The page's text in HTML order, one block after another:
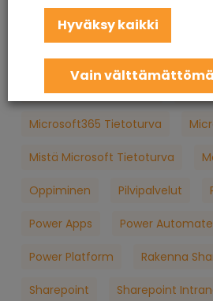
Microsoft 365 Microsoft 365
Microsoft 365 Jatkuva Palvelu
Microsoft 365 Koulutus
Microsoft365 Tietoturva
Mistä Microsoft Tietoturva
Oppiminen Pilvipalvelut
Power Apps Power Automate
Power Platform Rakenna
Sharepoint Sharepoint
Hyväksy kaikki
Vain